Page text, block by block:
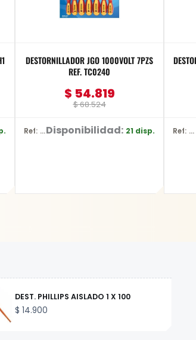
DESTORNILLADOR JGO 1000VOLT 7PZS
REF. TC0240
$68.524
$ 54.819
Ref: TC0240Disponibilidad: 21 disp. Ref: 615-1-10
DEST. PHILLIPS AISLADO 1 X 100
$ 14.900